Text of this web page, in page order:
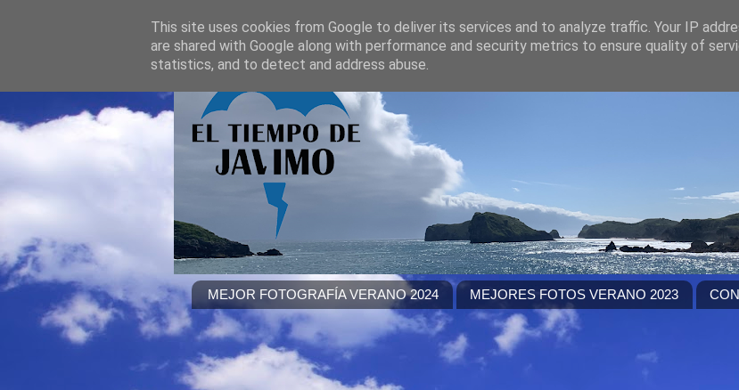
MEJOR FOTOGRAFÍA VERANO 2024 MEJORES FOTOS VERANO 2023
This site uses cookies from Google to deliver its services and to analyze traffic. Your IP
are shared with Google along with performance and security metrics to ensure quality of
statistics, and to detect and address abuse.